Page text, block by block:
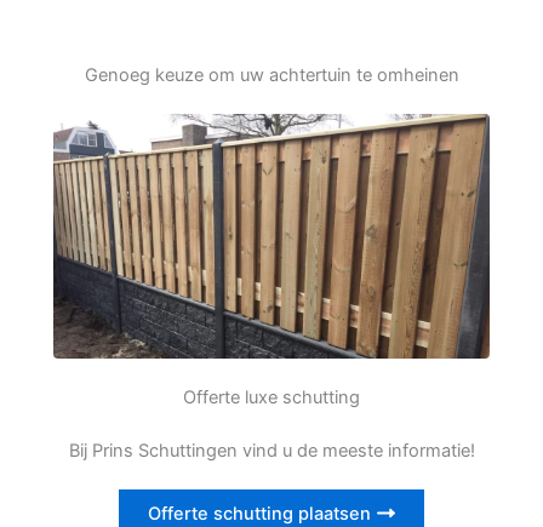
Genoeg keuze om uw achtertuin te omheinen
Offerte luxe schutting
Bij Prins Schuttingen vind u de meeste informatie!
Offerte schutting plaatsen